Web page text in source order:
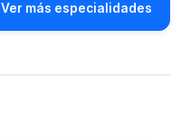
Ver más especialidades